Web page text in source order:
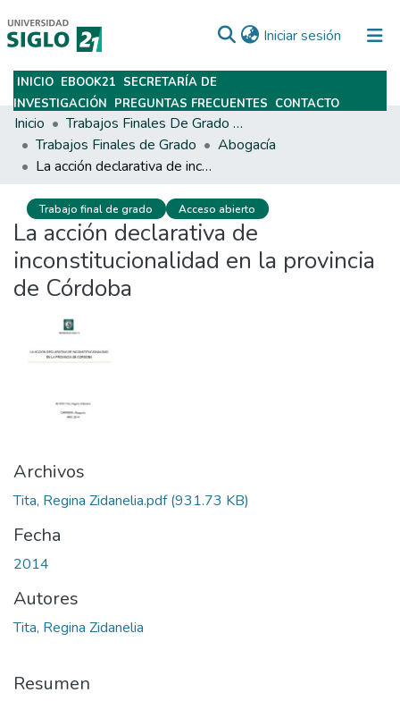
Iniciar sesión (current)
Subir
INICIO EBOOK21 SECRETARÍA DE
INVESTIGACIÓN PREGUNTAS FRECUENTES CONTACTO
Inicio
Trabajos Finales De Grado Y Posgrado
Trabajos Finales de Grado
Abogacía
La acción declarativa de inconstitucionalidad en la provincia de Córdoba
Trabajo final de grado Acceso abierto
La acción declarativa de
inconstitucionalidad en la provincia
de Córdoba
Archivos
Tita, Regina Zidanelia.pdf(931.73 KB)
Fecha
2014
Autores
Tita, Regina Zidanelia
Resumen